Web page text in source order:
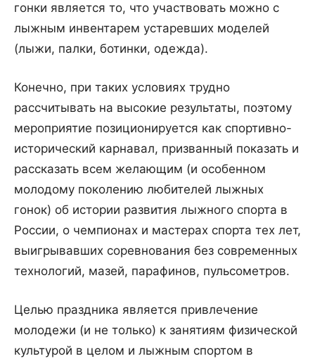
гонки является то, что участвовать можно с
лыжным инвентарем устаревших моделей
(лыжи, палки, ботинки, одежда).
Конечно, при таких условиях трудно
рассчитывать на высокие результаты, поэтому
мероприятие позиционируется как спортивно-
исторический карнавал, призванный показать и
рассказать всем желающим (и особенном
молодому поколению любителей лыжных
гонок) об истории развития лыжного спорта в
России, о чемпионах и мастерах спорта тех лет,
выигрывавших соревнования без современных
технологий, мазей, парафинов, пульсометров.
Целью праздника является привлечение
молодежи (и не только) к занятиям физической
культурой в целом и лыжным спортом в